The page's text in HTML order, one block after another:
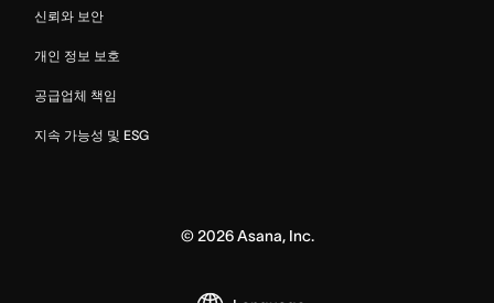
신뢰와 보안
개인 정보 보호
공급업체 책임
지속 가능성 및 ESG
© 2026Asana, Inc.